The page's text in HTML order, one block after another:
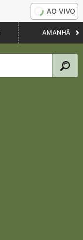
AO VIVO
AMANHÃ